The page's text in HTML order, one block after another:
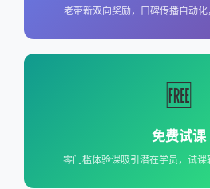
老带新双向奖励，口碑传播自动
🆓
免费试课
零门槛体验课吸引潜在学员，试